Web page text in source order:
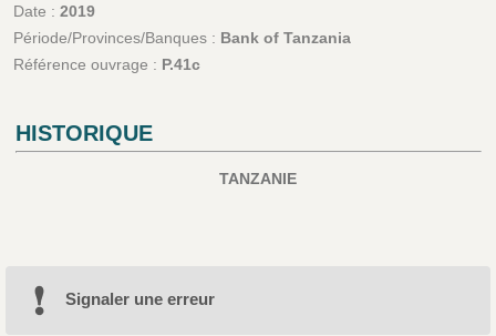
Date : 2019
Période/Provinces/Banques : Bank of Tanzania
Référence ouvrage : P.41c
HISTORIQUE
TANZANIE
Signaler une erreur